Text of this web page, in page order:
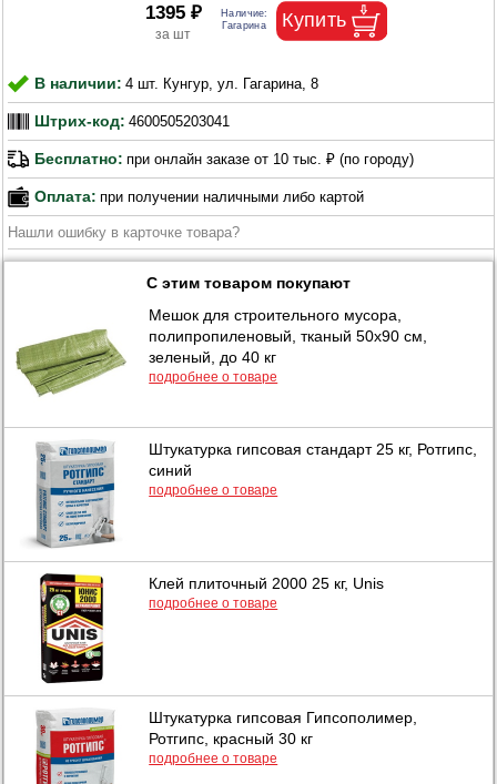
1395 ₽
В наличии: 4 шт. Кунгур, ул. Гагарина, 8
Штрих-код: 4600505203041
Бесплатно: при онлайн заказе от 10 тыс. ₽ (по городу)
Оплата: при получении наличными либо картой
Нашли ошибку в карточке товара?
С этим товаром покупают
Мешок для строительного мусора,
полипропиленовый, тканый 50х90 см,
зеленый, до 40 кг
подробнее о товаре
Штукатурка гипсовая стандарт 25 кг, Ротгипс,
синий
подробнее о товаре
Клей плиточный 2000 25 кг, Unis
подробнее о товаре
Штукатурка гипсовая Гипсополимер,
Ротгипс, красный 30 кг
подробнее о товаре